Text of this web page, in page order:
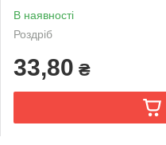
В наявності
Роздріб
33,80 ₴